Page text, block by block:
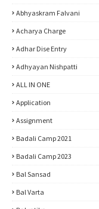
Abhyaskram Falvani
Acharya Charge
Adhar Dise Entry
Adhyayan Nishpatti
ALL IN ONE
Application
Assignment
Badali Camp 2021
Badali Camp 2023
Bal Sansad
Bal Varta